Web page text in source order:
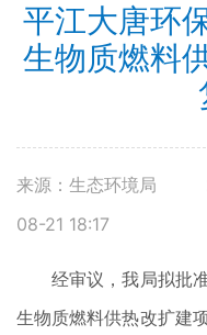
平江大唐环
生物质燃料
来源：生态环境局
08-21 18:17
经审议，我局拟批准
生物质燃料供热改扩建